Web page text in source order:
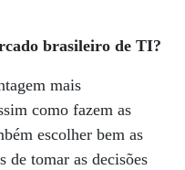
brasileiro de TI?
mais
como fazem as
escolher bem as
de tomar as decisões